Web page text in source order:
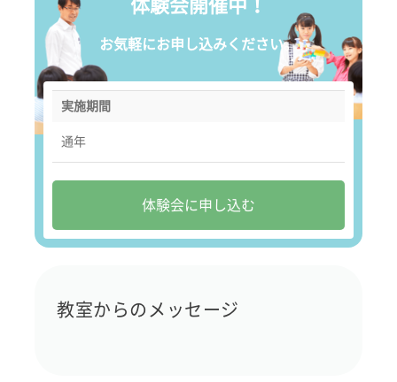
体験会開催中！
お気軽にお申し込みください。
実施期間
通年
体験会に申し込む
教室からのメッセージ